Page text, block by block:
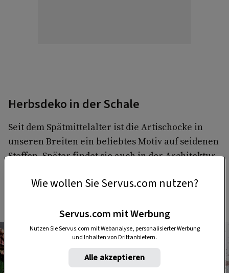
Herbsdeko in der Schale
Seit dem Spätmittelalter ist die Artischocke in
unseren Breiten ein beliebtes Motiv auf seidenen
Stoffen. Später findet sie auch in der Architektur
Anmutung einerGranitschalebringt die
Wie wollen Sie Servus.com nutzen?
Servus.com mit Werbung
Nutzen Sie Servus.com mit Webanalyse, personalisierter Werbung
und Inhalten von Drittanbietern.
Alle akzeptieren